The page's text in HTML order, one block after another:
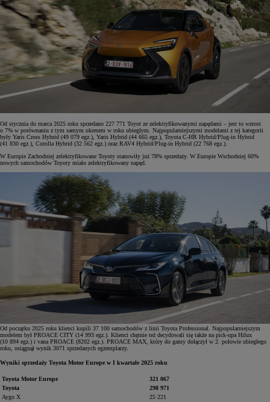
Od stycznia do marca 2025 roku sprzedano 227 771 Toyot ze zelektryfikowanymi napędami – jest to wzrost
o 7% w porównaniu z tym samym okresem w roku ubiegłym. Najpopularniejszymi modelami z tej kategorii
były Yaris Cross Hybrid (49 079 egz.), Yaris Hybrid (44 665 egz.), Toyota C-HR Hybrid/Plug-in Hybrid
(41 830 egz.), Corolla Hybrid (32 562 egz.) oraz RAV4 Hybrid/Plug-in Hybrid (22 768 egz.).
W Europie Zachodniej zelektryfikowane Toyoty stanowiły już 78% sprzedaży. W Europie Wschodniej 60%
nowych samochodów Toyoty miało zelektryfikowany napęd.
Od początku 2025 roku klienci kupili 37 100 samochodów z linii Toyota Professional. Najpopularniejszym
modelem był PROACE CITY (14 993 egz.). Klienci chętnie też decydowali się także na pick-upa Hilux
(10 894 egz.) i vana PROACE (8202 egz.). PROACE MAX, który do gamy dołączył w 2. połowie ubiegłego
roku, osiągnął wynik 3071 sprzedanych egzemplarzy.
Wyniki sprzedaży Toyota Motor Europe w I kwartale 2025 roku
Toyota Motor Europe
321 067
Toyota
298 971
Aygo X
25 221